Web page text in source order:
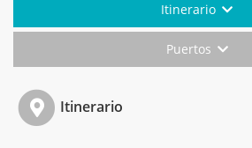
Itinerario
Puertos
Itinerario